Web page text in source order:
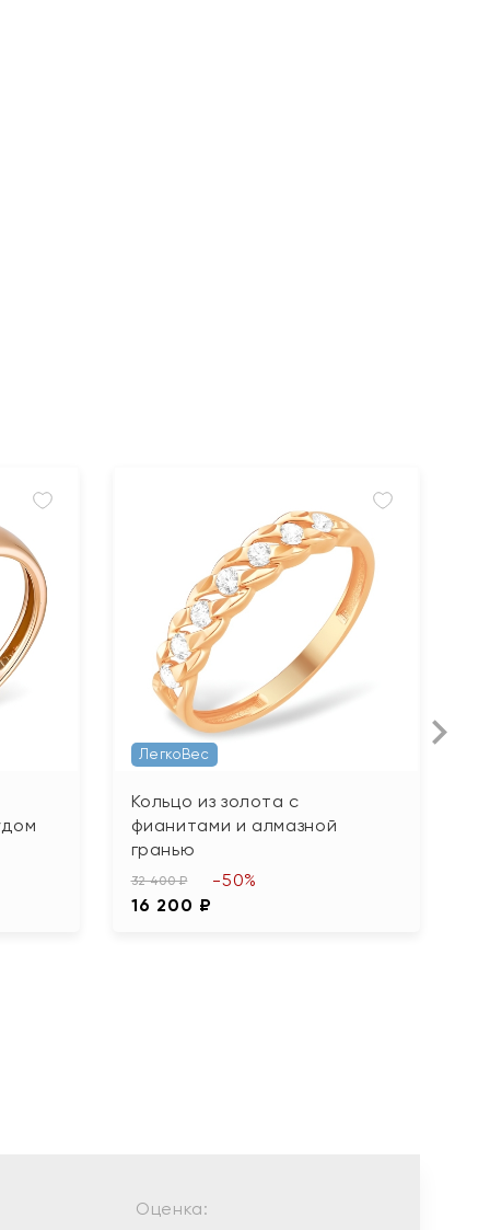
ЛегкоВес
Кольцо из золота с
фианитами и алмазной
гранью
32 400 ₽
16 200 ₽
-50%
Оценка: